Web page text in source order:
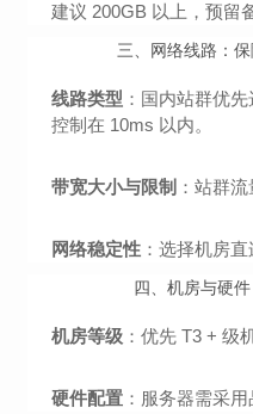
建议 200GB 以上，预留
三、网络线路：
线路类型 ：国内站群优
控制在 10ms 以内。
带宽大小与限制 ：站群
网络稳定性 ：选择机房
四、机房与硬
机房等级 ：优先 T3 + 级
硬件配置 ：服务器需采